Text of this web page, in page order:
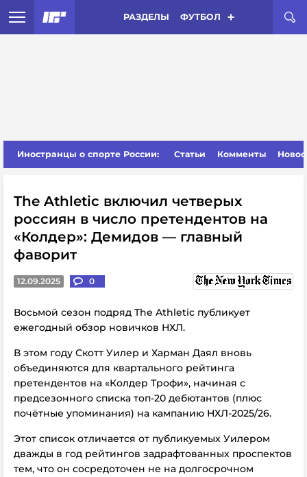
РАЗДЕЛЫ ФУТБОЛ
Иностранцы о спорте России: Статьи Комменты
The Athletic включил четверых
россиян в число претендентов на
«Колдер»: Демидов — главный
фаворит
12.09.2025 0
Восьмой сезон подряд The Athletic публикует
ежегодный обзор новичков НХЛ.
В этом году Скотт Уилер и Харман Даял вновь
объединяются для квартального рейтинга
претендентов на «Колдер Трофи», начиная с
предсезонного списка топ-20 дебютантов (плюс
почётные упоминания) на кампанию НХЛ-2025/26.
Этот список отличается от публикуемых Уилером
дважды в год рейтингов задрафтованных проспектов
тем, что он сосредоточен не на долгосрочном